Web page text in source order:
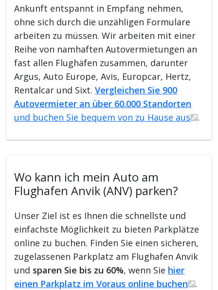
Ankunft entspannt in Empfang nehmen,
ohne sich durch die unzähligen Formulare
arbeiten zu müssen. Wir arbeiten mit einer
Reihe von namhaften Autovermietungen an
fast allen Flughäfen zusammen, darunter
Argus, Auto Europe, Avis, Europcar, Hertz,
Rentalcar und Sixt.Vergleichen Sie 900
Autovermieter an über 60.000 Standorten
und buchen Sie bequem von zu Hause aus
.
Wo kann ich mein Auto am
Flughafen Anvik (ANV) parken?
Unser Ziel ist es Ihnen die schnellste und
einfachste Möglichkeit zu bieten Parkplätze
online zu buchen. Finden Sie einen sicheren,
zugelassenen Parkplatz am Flughafen Anvik
und sparen Sie bis zu 60%, wenn Sie hier
einen Parkplatz im Voraus online buchen
.